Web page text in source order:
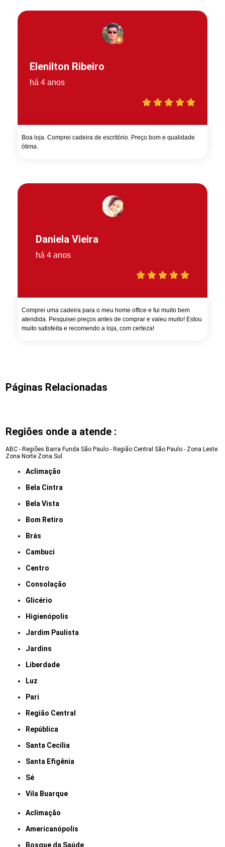
Elenilton Ribeiro
há 4 anos
Boa loja. Comprei cadeira de escritório. Preço bom e qualidade
ótima.
Daniela Vieira
há 4 anos
Comprei uma cadeira para o meu home office e fui muito bem
atendida. Pesquisei preços antes de comprar e valeu muito! Estou
muito satisfeita e recomendo a loja, com certeza!
Páginas Relacionadas
Regiões onde a atende :
ABC - Regiões Barra Funda São Paulo - Região Central São Paulo - Zona Leste
Zona Norte Zona Sul
Aclimação
Bela Cintra
Bela Vista
Bom Retiro
Brás
Cambuci
Centro
Consolação
Glicério
Higienópolis
Jardim Paulista
Jardins
Liberdade
Luz
Pari
Região Central
República
Santa Cecília
Santa Efigênia
Sé
Vila Buarque
Aclimação
Americanópolis
Bosque da Saúde